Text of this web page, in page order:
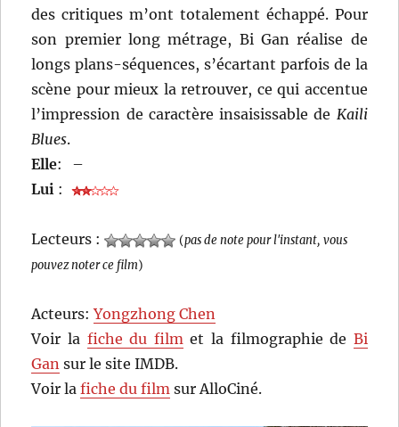
des critiques m’ont totalement échappé. Pour
son premier long métrage, Bi Gan réalise de
longs plans-séquences, s’écartant parfois de la
scène pour mieux la retrouver, ce qui accentue
l’impression de caractère insaisissable de Kaili
Blues.
Elle:
–
Lui :
Lecteurs : (pas de note pour l'instant, vous
pouvez noter ce film)
Acteurs:Yongzhong Chen
Voir la fiche du filmet la filmographie de Bi
Gan sur le site IMDB.
Voir lafiche du film sur AlloCiné.